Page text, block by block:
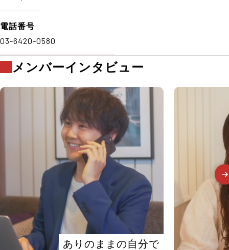
電話番号
03-6420-0580
メンバーインタビュー
ありのままの自分で